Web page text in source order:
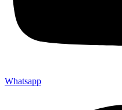
Whatsapp